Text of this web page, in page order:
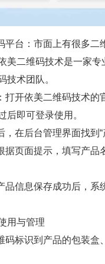
平台：市面上有很多
美二维码技术是一家
技术团队。
打开依美二维码技术
后即可登录使用。
，在后台管理界面找到
据页面提示，填写产
品信息保存成功后，
用与管理
码标识到产品的包装